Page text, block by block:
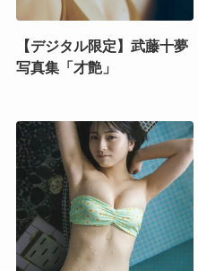
【デジタル限定】武藤十夢
写真集「才艶」